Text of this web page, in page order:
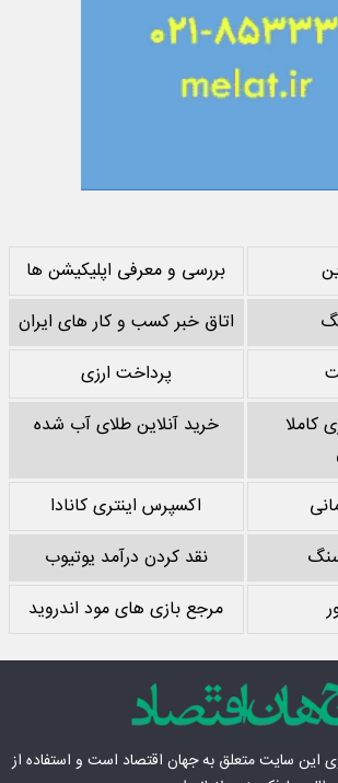
بررسی و معرفی اپلیکیشن ها
اتاق خبر کسب و کار های ایران
پرداخت ارزی
کاملا
خرید آنلاین طلای آب شده
اکسپرس اینتری کانادا
نقد کردن درآمد یوتیوب
مرجع بازی های مود اندروید
این سایت متعلق بهجهان اقتصاد است و استفاده از